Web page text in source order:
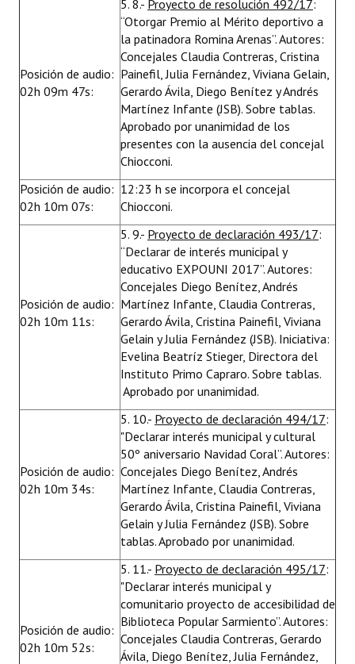
Posición de audio:
02h 09m 47s:
5. 8.- Proyecto de resolución 492/17:
“Otorgar Premio al Mérito deportivo a
la patinadora Romina Arenas”. Autores:
Concejales Claudia Contreras, Cristina
Painefil, Julia Fernández, Viviana Gelain,
Gerardo Ávila, Diego Benítez y Andrés
Martínez Infante (JSB). Sobre tablas.
Aprobado por unanimidad de los
presentes con la ausencia del concejal
Chiocconi.
Posición de audio:
02h 10m 07s:
12:23 h se incorpora el concejal
Chiocconi.
Posición de audio:
02h 10m 11s:
5. 9.- Proyecto de declaración 493/17:
“Declarar de interés municipal y
educativo EXPOUNI 2017”. Autores:
Concejales Diego Benítez, Andrés
Martínez Infante, Claudia Contreras,
Gerardo Ávila, Cristina Painefil, Viviana
Gelain y Julia Fernández (JSB). Iniciativa:
Evelina Beatríz Stieger, Directora del
Instituto Primo Capraro. Sobre tablas.
Aprobado por unanimidad.
Posición de audio:
02h 10m 34s:
5. 10.- Proyecto de declaración 494/17:
"Declarar interés municipal y cultural
50º aniversario Navidad Coral”. Autores:
Concejales Diego Benítez, Andrés
Martínez Infante, Claudia Contreras,
Gerardo Ávila, Cristina Painefil, Viviana
Gelain y Julia Fernández (JSB). Sobre
tablas. Aprobado por unanimidad.
Posición de audio:
02h 10m 52s:
5. 11.- Proyecto de declaración 495/17:
"Declarar interés municipal y
comunitario proyecto de accesibilidad de
Biblioteca Popular Sarmiento”. Autores:
Concejales Claudia Contreras, Gerardo
Ávila, Diego Benítez, Julia Fernández,